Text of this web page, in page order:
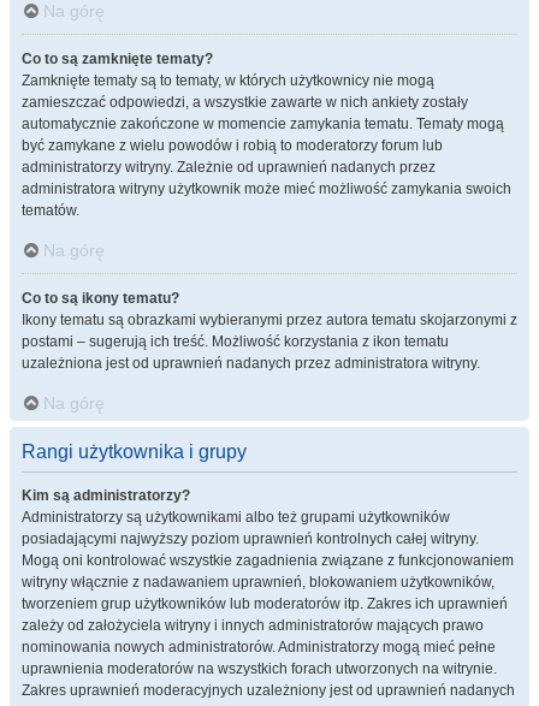
Na górę
Co to są zamknięte tematy?
Zamknięte tematy są to tematy, w których użytkownicy nie mogą
zamieszczać odpowiedzi, a wszystkie zawarte w nich ankiety zostały
automatycznie zakończone w momencie zamykania tematu. Tematy mogą
być zamykane z wielu powodów i robią to moderatorzy forum lub
administratorzy witryny. Zależnie od uprawnień nadanych przez
administratora witryny użytkownik może mieć możliwość zamykania swoich
tematów.
Na górę
Co to są ikony tematu?
Ikony tematu są obrazkami wybieranymi przez autora tematu skojarzonymi z
postami – sugerują ich treść. Możliwość korzystania z ikon tematu
uzależniona jest od uprawnień nadanych przez administratora witryny.
Na górę
Rangi użytkownika i grupy
Kim są administratorzy?
Administratorzy są użytkownikami albo też grupami użytkowników
posiadającymi najwyższy poziom uprawnień kontrolnych całej witryny.
Mogą oni kontrolować wszystkie zagadnienia związane z funkcjonowaniem
witryny włącznie z nadawaniem uprawnień, blokowaniem użytkowników,
tworzeniem grup użytkowników lub moderatorów itp. Zakres ich uprawnień
zależy od założyciela witryny i innych administratorów mających prawo
nominowania nowych administratorów. Administratorzy mogą mieć pełne
uprawnienia moderatorów na wszystkich forach utworzonych na witrynie.
Zakres uprawnień moderacyjnych uzależniony jest od uprawnień nadanych